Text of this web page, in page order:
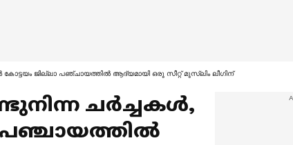
ജില്ലാ പഞ്ചായത്തിൽ ആദ്യമായി ഒരു സീറ്റ് മുസ്ലിം ലീഗിന്
ചർച്ചകൾ,
പഞ്ചായത്തിൽ